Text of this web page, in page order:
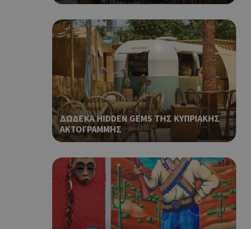
ΔΩΔΕΚΑ HIDDEN GEMS ΤΗΣ ΚΥΠΡΙΑΚΗΣ
ΑΚΤΟΓΡΑΜΜΗΣ
__cf_bm
ShowSubLoginCookie
ShowWizLogin